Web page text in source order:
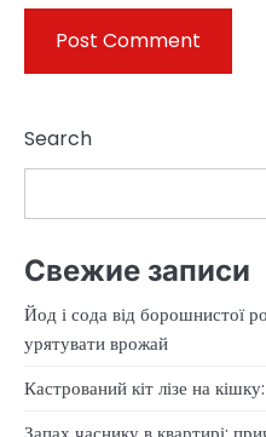
Search
Свежие записи
Йод і сода від борошнистої
урятувати врожай
Кастрований кіт лізе на